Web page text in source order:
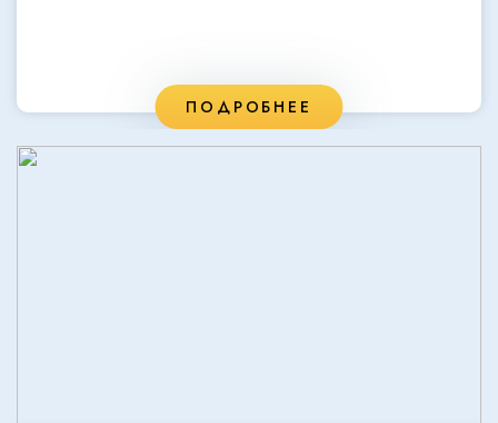
ПОДРОБНЕЕ